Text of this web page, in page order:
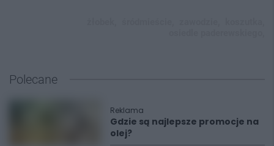
Polecane
Reklama
Gdzie są najlepsze promocje na
olej?